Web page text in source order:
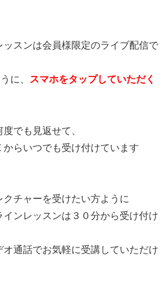
ッスンは会員様限定のライブ配信で
に、
スマホをタップしていただく
でも見返せて、
らいつでも受け付けています
チャーを受けたい方ように
ンレッスンは３０分から受け付け
通話でお気軽に受講していただけ